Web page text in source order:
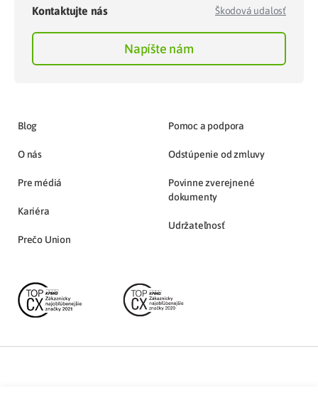
Kontaktujte nás Škodová udalosť
Napíšte nám
Blog
O nás
Pre médiá
Kariéra
Prečo Union
Pomoc a podpora
Odstúpenie od zmluvy
Povinne zverejnené
dokumenty
Udržateľnosť